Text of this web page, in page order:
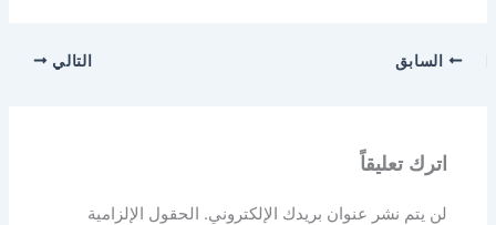
السابق التالي
اترك تعليقاً
لن يتم نشر عنوان بريدك الإلكتروني. الحقول الإلزامية